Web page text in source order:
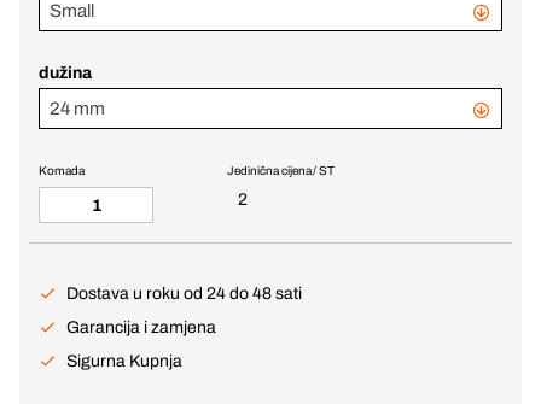
Small
dužina
24 mm
Jedinična cijena / ST
2
Komada
Dostava u roku od 24 do 48 sati
Garancija i zamjena
Sigurna Kupnja